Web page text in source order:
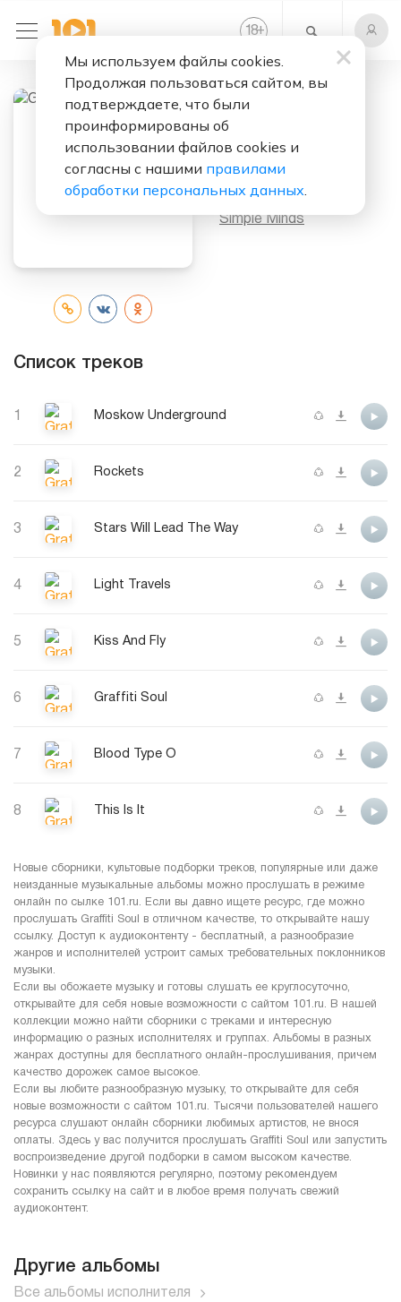
18+
Слушать бесплатно
Исполнитель:
Simple Minds
Список треков
1 Moskow Underground
2 Rockets
3 Stars Will Lead The Way
4 Light Travels
5 Kiss And Fly
6 Graffiti Soul
7 Blood Type O
8 This Is It
Новые сборники, культовые подборки треков, популярные или даже
неизданные музыкальные альбомы можно прослушать в режиме
онлайн по сылке 101.ru. Если вы давно ищете ресурс, где можно
прослушать Graffiti Soul в отличном качестве, то открывайте нашу
ссылку. Доступ к аудиоконтенту - бесплатный, а разнообразие
жанров и исполнителей устроит самых требовательных поклонников
музыки.
Если вы обожаете музыку и готовы слушать ее круглосуточно,
открывайте для себя новые возможности с сайтом 101.ru. В нашей
коллекции можно найти сборники с треками и интересную
информацию о разных исполнителях и группах. Альбомы в разных
жанрах доступны для бесплатного онлайн-прослушивания, причем
качество дорожек самое высокое.
Если вы любите разнообразную музыку, то открывайте для себя
новые возможности с сайтом 101.ru. Тысячи пользователей нашего
ресурса слушают онлайн сборники любимых артистов, не внося
оплаты. Здесь у вас получится прослушать Graffiti Soul или запустить
воспроизведение другой подборки в самом высоком качестве.
Новинки у нас появляются регулярно, поэтому рекомендуем
сохранить ссылку на сайт и в любое время получать свежий
аудиоконтент.
Другие альбомы
Все альбомы исполнителя
Мы используем файлы cookies.
Продолжая пользоваться сайтом, вы
подтверждаете, что были
проинформированы об
использовании файлов cookies и
согласны с нашими правилами
обработки персональных данных.